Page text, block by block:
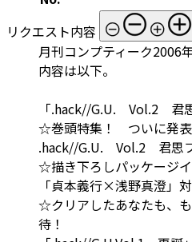
リクエスト内容
月刊コンプティーク2006
内容は以下。
「.hack//G.U. Vol.2 君
☆巻頭特集！ ついに発
.hack//G.U. Vol.2 君思
☆描き下ろしパッケージ
「貞本義行×浅野真澄」
☆クリアしたあなたも、
待！